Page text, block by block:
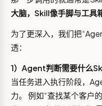
大脑，Skill像手脚与工具
为了更深入，我们把
透：
1）Agent判断需要什么
当任务进入执行阶段，
力。 例如“查找某个客户